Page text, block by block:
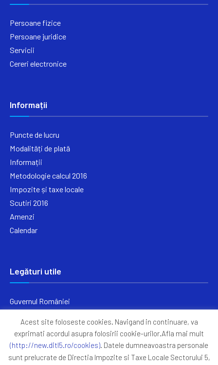
Persoane fizice
Persoane juridice
Servicii
Cereri electronice
Informații
Puncte de lucru
Modalități de plată
Informații
Metodologie calcul 2016
Impozite și taxe locale
Scutiri 2016
Amenzi
Calendar
Legături utile
Guvernul României
Primăria Sectorul 5
ANAF
Acest site foloseste cookies. Navigand in continuare, va
exprimati acordul asupra folosirii cookie-urilor.Afla mai mult
(http://new.ditl5.ro/cookies). Datele dumneavoastra personale
sunt prelucrate de Directia Impozite si Taxe Locale Sectorului 5,